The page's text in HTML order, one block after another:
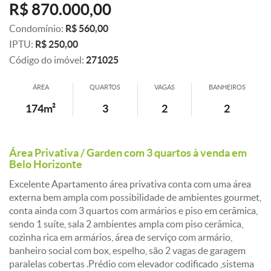
R$ 870.000,00
Condomínio: R$ 560,00
IPTU: R$ 250,00
Código do imóvel: 271025
ÁREA
174m²
QUARTOS
3
VAGAS
2
BANHEIROS
2
Área Privativa / Garden com 3 quartos à venda em
Belo Horizonte
Excelente Apartamento área privativa conta com uma área
externa bem ampla com possibilidade de ambientes gourmet,
conta ainda com 3 quartos com armários e piso em cerâmica,
sendo 1 suíte, sala 2 ambientes ampla com piso cerâmica,
cozinha rica em armários, área de serviço com armário,
banheiro social com box, espelho, são 2 vagas de garagem
paralelas cobertas .Prédio com elevador codificado ,sistema